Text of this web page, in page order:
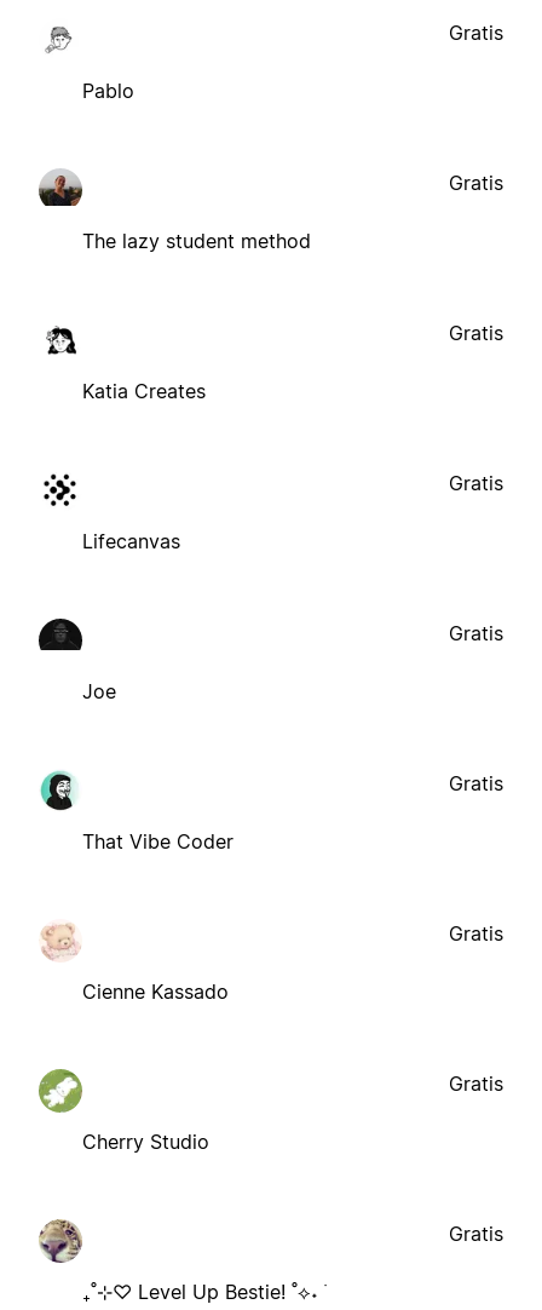
Pablo
Gratis
The lazy student method
Gratis
Katia Creates
Gratis
Lifecanvas
Gratis
Joe
Gratis
That Vibe Coder
Gratis
Cienne Kassado
Gratis
Cherry Studio
Gratis
₊˚⊹♡ Level Up Bestie! ˚⟡˖ ࣪
Gratis